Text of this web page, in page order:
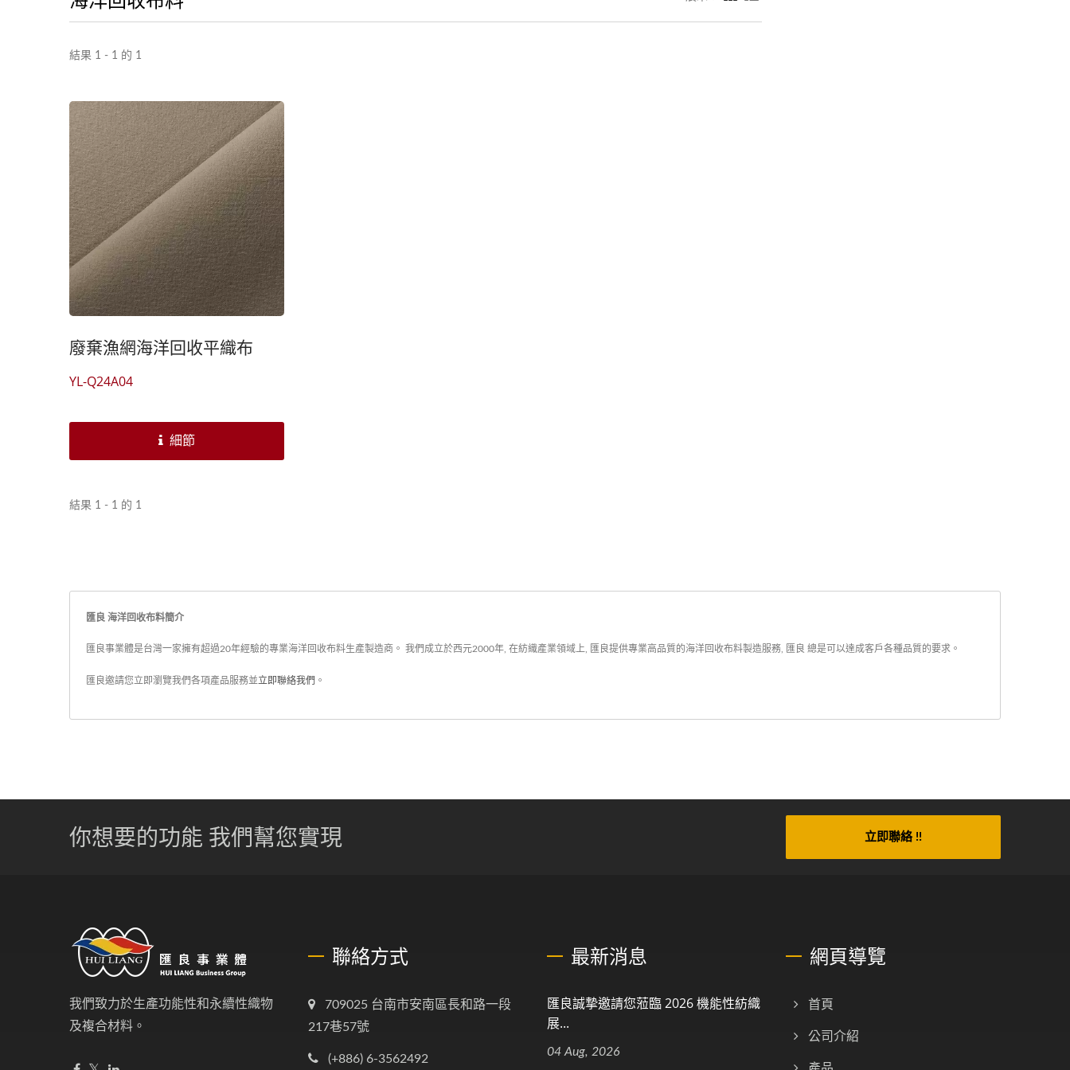
結果 1 - 1 的 1
廢棄漁網海洋回收平織布
YL-Q24A04
細節
結果 1 - 1 的 1
匯良 海洋回收布料簡介
匯良事業體是台灣一家擁有超過20年經驗的專業海洋回收布料生產製造商。 我們成立於西元2000年, 在紡織產業領域上, 匯良提供專業高品質的海洋回收布料製造服務, 匯良 總是可以達成客戶各種品質的要求。
匯良邀請您立即瀏覽我們各項產品服務並立即聯絡我們 。
你想要的功能 我們幫您實現 立即聯絡 !!
我們致力於生產功能性和永續性織物
及複合材料。
聯絡方式
709025 台南市安南區長和路一段
217巷57號
(+886) 6-3562492
最新消息
匯良誠摯邀請您蒞臨 2026 機能性紡織
展...
04 Aug, 2026
網頁導覽
首頁
公司介紹